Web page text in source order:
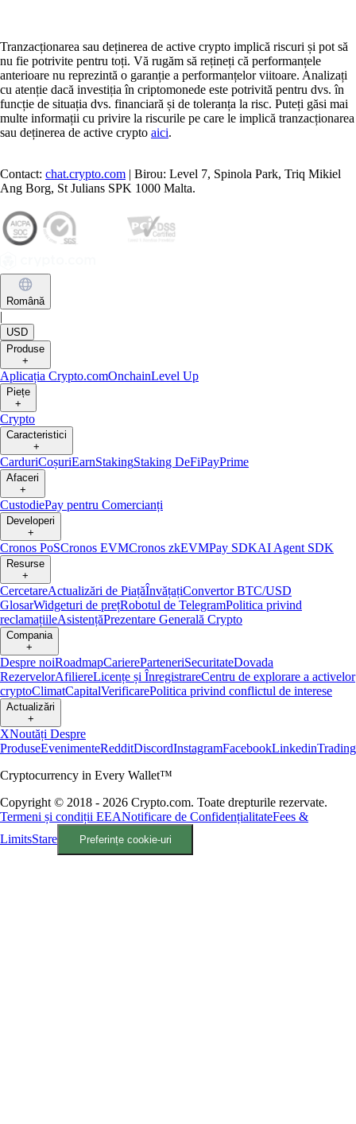
Tranzacționarea sau deținerea de active crypto implică riscuri și pot să
nu fie potrivite pentru toți. Vă rugăm să rețineți că performanțele
anterioare nu reprezintă o garanție a performanțelor viitoare. Analizați
cu atenție dacă investiția în criptomonede este potrivită pentru dvs. în
funcție de situația dvs. financiară și de toleranța la risc. Puteți găsi mai
multe informații cu privire la riscurile pe care le implică tranzacționarea
sau deținerea de active crypto aici.
Contact: chat.crypto.com | Birou: Level 7, Spinola Park, Triq Mikiel
Ang Borg, St Julians SPK 1000 Malta.
Română
|
USD
Produse
+
Aplicația Crypto.comOnchainLevel Up
Piețe
+
Crypto
Caracteristici
+
CarduriCoșuriEarnStakingStaking DeFiPayPrime
Afaceri
+
CustodiePay pentru Comercianți
Developeri
+
Cronos PoSCronos EVMCronos zkEVMPay SDKAI Agent SDK
Resurse
+
CercetareActualizări de PiațăÎnvățațiConvertor BTC/USD
GlosarWidgeturi de prețRobotul de TelegramPolitica privind
reclamațiileAsistențăPrezentare Generală Crypto
Compania
+
Despre noiRoadmapCariereParteneriSecuritateDovada
RezervelorAfiliereLicențe și ÎnregistrareCentru de explorare a activelor
cryptoClimatCapitalVerificarePolitica privind conflictul de interese
Actualizări
+
XNoutăți Despre
ProduseEvenimenteRedditDiscordInstagramFacebookLinkedin
Cryptocurrency in Every Wallet™
Copyright © 2018 - 2026 Crypto.com. Toate drepturile rezervate.
Termeni și condiții EEANotificare de ConfidențialitateFees &
LimitsStare Preferințe cookie-uri